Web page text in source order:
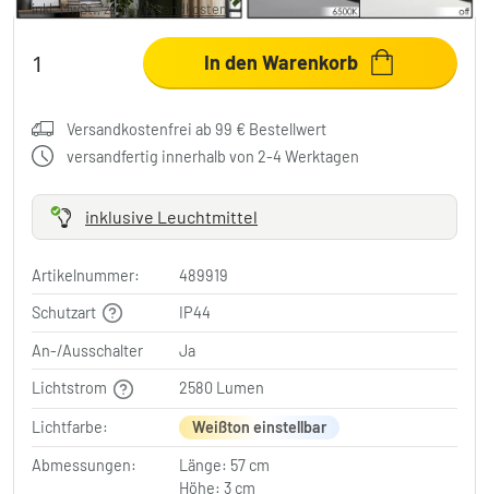
inkl. MwSt., zzgl.Versandkosten
In den Warenkorb
Versandkostenfrei ab 99 € Bestellwert
versandfertig innerhalb von 2-4 Werktagen
inklusive Leuchtmittel
Artikelnummer:
489919
Schutzart
IP44
An-/Ausschalter
Ja
Lichtstrom
2580 Lumen
Lichtfarbe: Weißton einstellbar
Abmessungen:
Länge: 57 cm
Höhe: 3 cm